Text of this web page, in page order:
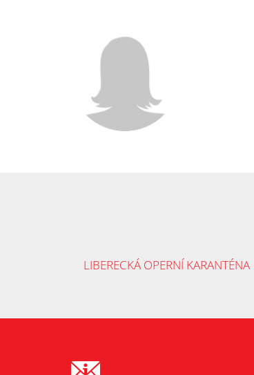
LIBERECKÁ OPERNÍ KARANTÉNA